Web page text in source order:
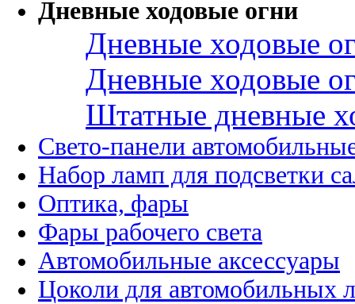
Дневные ходовые огни
Дневные ходовые
Дневные ходовые
Штатные дневные
Свето-панели
Набор ламп для подсветки
Оптика, фары
Фары рабочего света
Автомобильные аксессуары
Цоколи для автомобильных